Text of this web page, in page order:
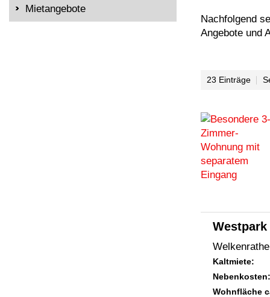
Mietangebote
Nachfolgend
Angebote und
23 Einträge
Kaltmiete:
Nebenkosten:
Wohnfläche